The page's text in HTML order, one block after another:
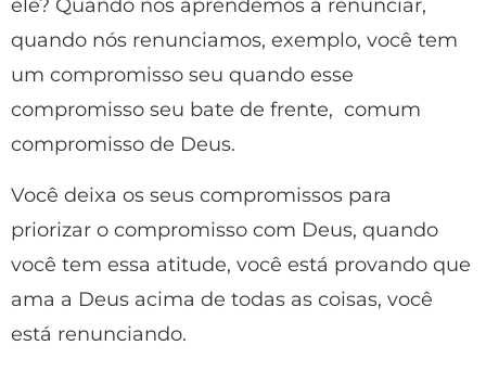
ele? Quando nós aprendemos a renunciar,
quando nós renunciamos, exemplo, você tem
um compromisso seu quando esse
compromisso seu bate de frente, comum
compromisso de Deus.
Você deixa os seus compromissos para
priorizar o compromisso com Deus, quando
você tem essa atitude, você está provando que
ama a Deus acima de todas as coisas, você
está renunciando.